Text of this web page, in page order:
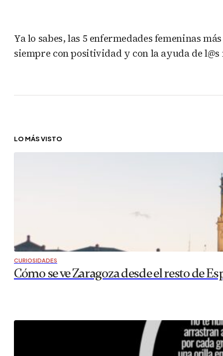
Ya lo sabes, las 5 enfermedades femeninas
siempre con positividad y con la ayuda de
LO MÁS VISTO
CURIOSIDADES
Cómo se ve Zaragoza desde el resto de